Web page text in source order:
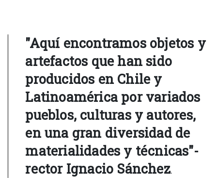
"Aquí encontramos objetos y
artefactos que han sido
producidos en Chile y
Latinoamérica por variados
pueblos, culturas y autores,
en una gran diversidad de
materialidades y técnicas"-
rector Ignacio Sánchez.